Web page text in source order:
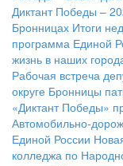
Диктант Победы –
Бронницах Итоги
программа Единой
жизнь в наших
Рабочая встреча
округе Бронницы
«Диктант Победы»
Автомобильно-
Единой России
колледжа по